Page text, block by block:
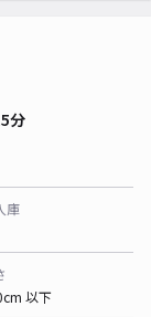
分
庫
以下